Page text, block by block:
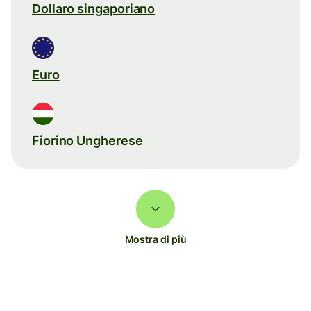
Dollaro singaporiano
Euro
Fiorino Ungherese
Mostra di più